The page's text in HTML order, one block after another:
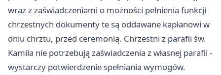
wraz z zaświadczeniami o możności pełnienia funkcji
chrzestnych dokumenty te są oddawane kapłanowi w
dniu chrztu, przed ceremonią. Chrzestni z parafii św.
Kamila nie potrzebują zaświadczenia z własnej parafii -
wystarczy potwierdzenie spełniania wymogów.